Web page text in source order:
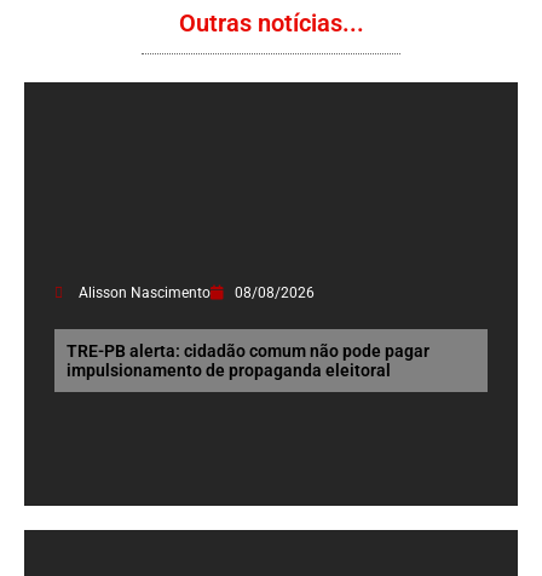
Outras notícias...
Alisson Nascimento 08/08/2026
TRE-PB alerta: cidadão comum não pode pagar
impulsionamento de propaganda eleitoral